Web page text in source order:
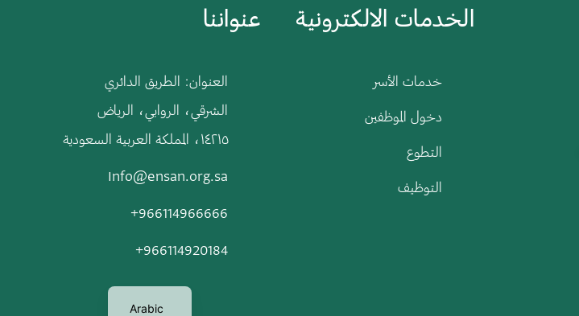
الخدمات الالكترونية
خدمات الأسر
دخول الموظفين
التطوع
التوظيف
عنواننا
العنوان: الطريق الدائري
الشرقي، الروابي، الرياض
١٤٢١٥، المملكة العربية السعودية
Info@ensan.org.sa
966114966666+
966114920184+
Arabic